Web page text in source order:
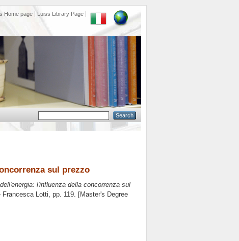
Home page Luiss Library Page
sul prezzo
l'influenza della concorrenza sul
Francesca Lotti, pp. 119. [Master's Degree